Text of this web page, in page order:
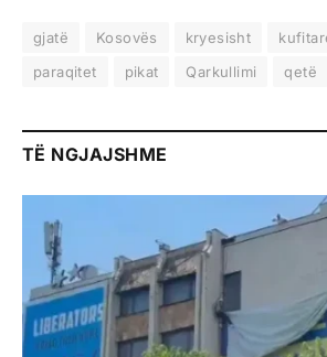
gjatë Kosovës kryesisht
paraqitet
pikat Qarkullimi qetë
TË NGJAJSHME